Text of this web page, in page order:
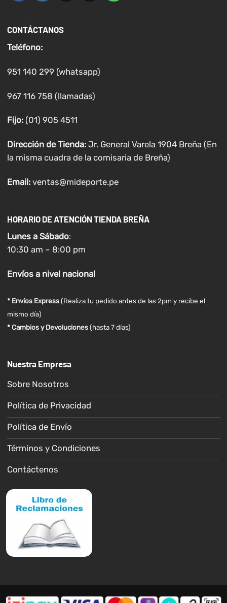
CONTÁCTANOS
Teléfono:
951 140 299 (whatsapp)
967 116 758 (llamadas)
Fijo:(01) 905 4511
Dirección de Tienda: Jr. General Varela 1904 Breña (En
la misma cuadra de la comisaria de Breña)
Email: ventas@mideporte.pe
HORARIO DE ATENCIÓN TIENDA BREÑA
Lunes a Sábado:
10:30 am – 8:00 pm
Envíosa nivel nacional
* Envíos Express(Realiza tu pedido antes de las 2pm y recibe el
mismo día)
* Cambios y Devoluciones (hasta 7 días)
Nuestra Empresa
Sobre Nosotros
Política de Privacidad
Política de Envío
Términos y Condiciones
Contáctenos